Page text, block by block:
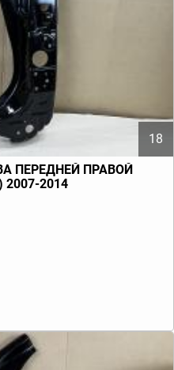
18
ПЕРЕДНЕЙ ПРАВОЙ
2007-2014